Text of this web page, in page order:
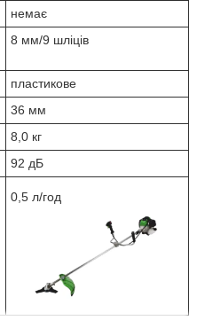
немає
8 мм/9 шліців
пластикове
36 мм
8,0 кг
92 дБ
0,5 л/год